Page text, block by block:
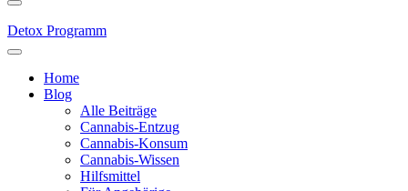
Detox Programm
Home
Blog
Alle Beiträge
Cannabis-Entzug
Cannabis-Konsum
Cannabis-Wissen
Hilfsmittel